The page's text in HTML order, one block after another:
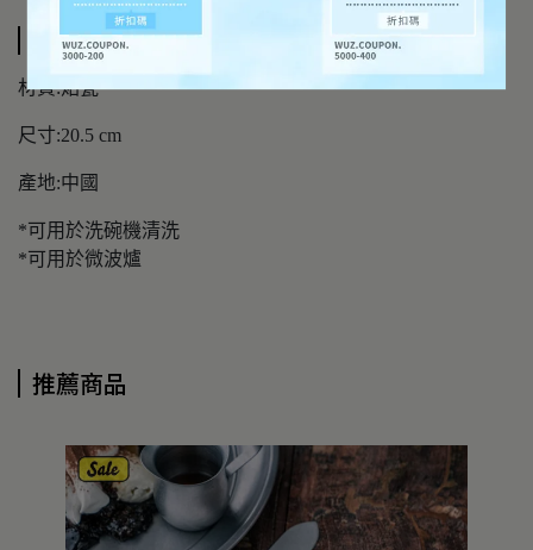
規格說明
材質:炻瓷
尺寸:20.5 cm
產地:中國
*可用於洗碗機清洗
*可用於微波爐
推薦商品